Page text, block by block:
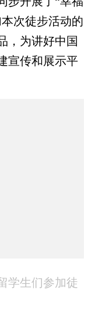
次徒步活动的
，为讲好中国
宣传和展示平
学生们参加徒